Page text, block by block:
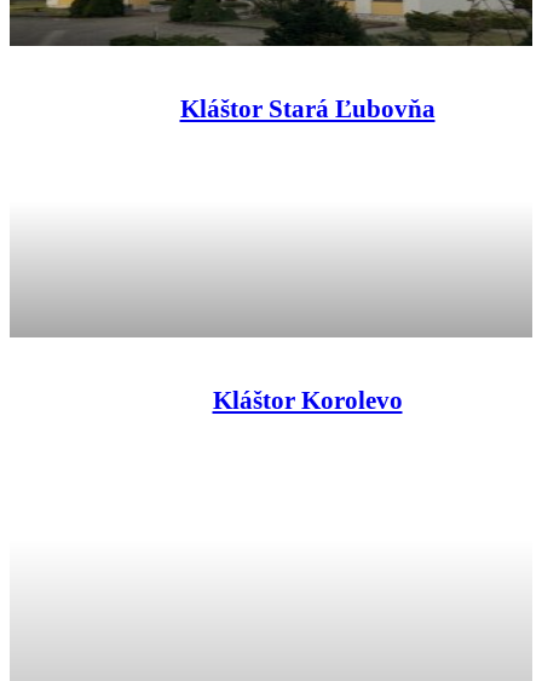
Kláštor Stará Ľubovňa
Kláštor Korolevo